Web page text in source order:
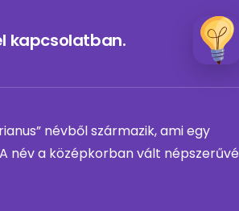
kapcsolatban.
névből származik, ami egy
név a középkorban vált népszerűvé